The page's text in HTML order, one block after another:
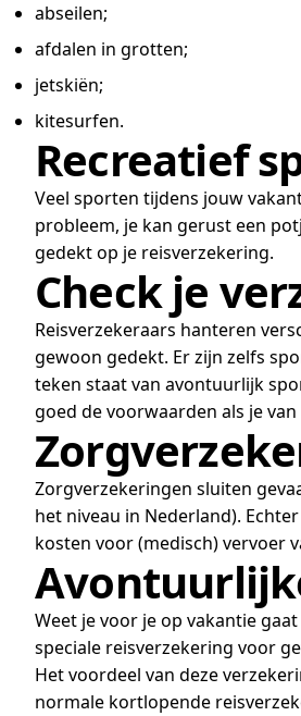
abseilen;
afdalen in grotten;
jetskiën;
kitesurfen.
Recreatief
Veel sporten tijdens jouw
probleem, je kan gerust een
gedekt op je reisverzekering.
Check je
Reisverzekeraars hanteren
gewoon gedekt. Er zijn zelfs
teken staat van avontuurlijk
goed de voorwaarden als je
Zorgverzekeringen sluiten
het niveau in Nederland).
kosten voor (medisch) vervoer
Weet je voor je op vakantie
speciale reisverzekering voor
Het voordeel van deze
normale kortlopende